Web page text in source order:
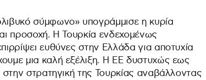
σύμφωνο» υπογράμμισε η κυρία
προσοχή. Η Τουρκία ενδεχομένως
ευθύνες στην Ελλάδα για αποτυχία
μια καλή εξέλιξη. Η ΕΕ δυστυχώς εως
στην στρατηγική της Τουρκίας αναβάλλοντας